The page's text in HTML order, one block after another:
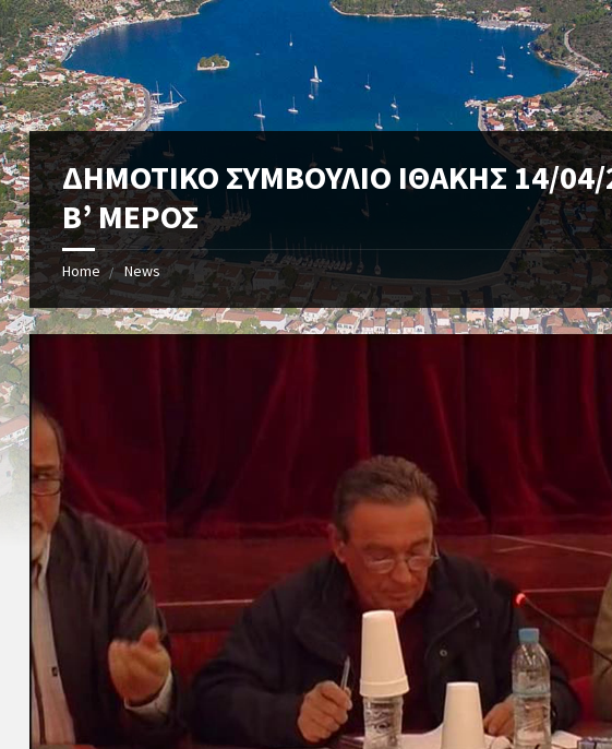
ΔΗΜΟΤΙΚΟ ΣΥΜΒΟΥΛΙΟ ΙΘΑΚΗΣ 14/04/
Β’ ΜΕΡΟΣ
Home News